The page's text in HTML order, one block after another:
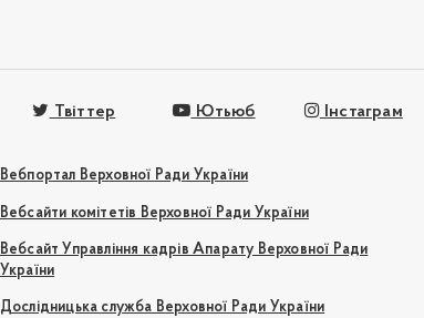
Твіттер Ютьюб Інстаграм
Вебпортал Верховної Ради України
Вебсайти комітетів Верховної Ради України
Вебсайт Управління кадрів Апарату Верховної Ради
України
Дослідницька служба Верховної Ради України